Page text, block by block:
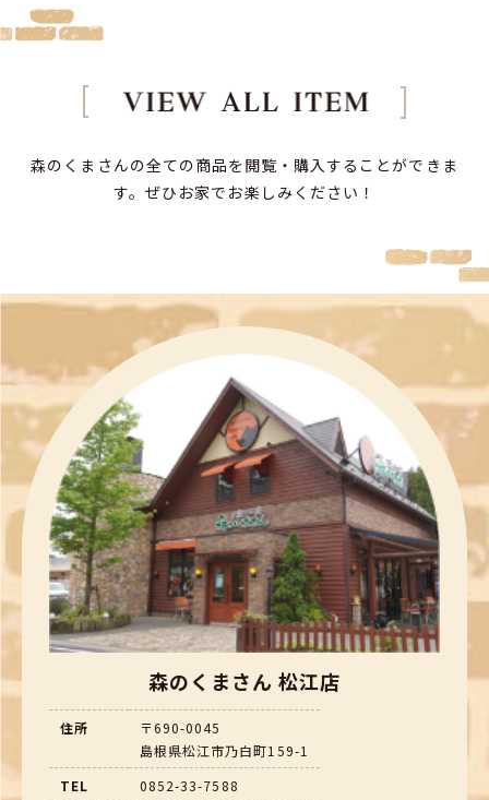
森のくまさんの全ての商品を閲覧・購入することができま
す。ぜひお家でお楽しみください！
森のくまさん 松江店
住所
〒690-0045
島根県松江市乃白町159-1
TEL
0852-33-7588